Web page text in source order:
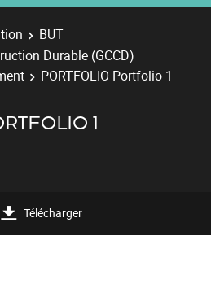
BUT
Durable (GCCD)
PORTFOLIO Portfolio 1
1
Télécharger